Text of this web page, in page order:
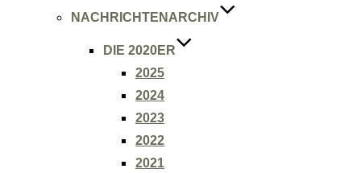
NACHRICHTENARCHIV
DIE 2020ER
2025
2024
2023
2022
2021